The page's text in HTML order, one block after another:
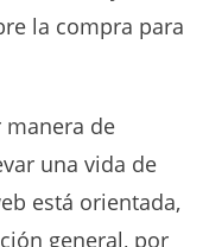
la compra para
de
una vida de
está orientada,
general, por